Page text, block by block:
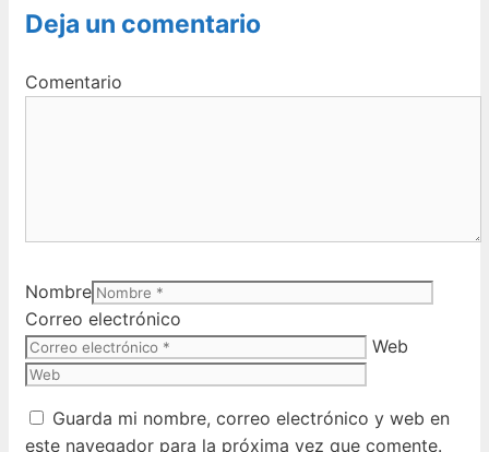
Deja un comentario
Comentario
Nombre
Correo electrónico
Web
Guarda mi nombre, correo electrónico y web en
este navegador para la próxima vez que comente.